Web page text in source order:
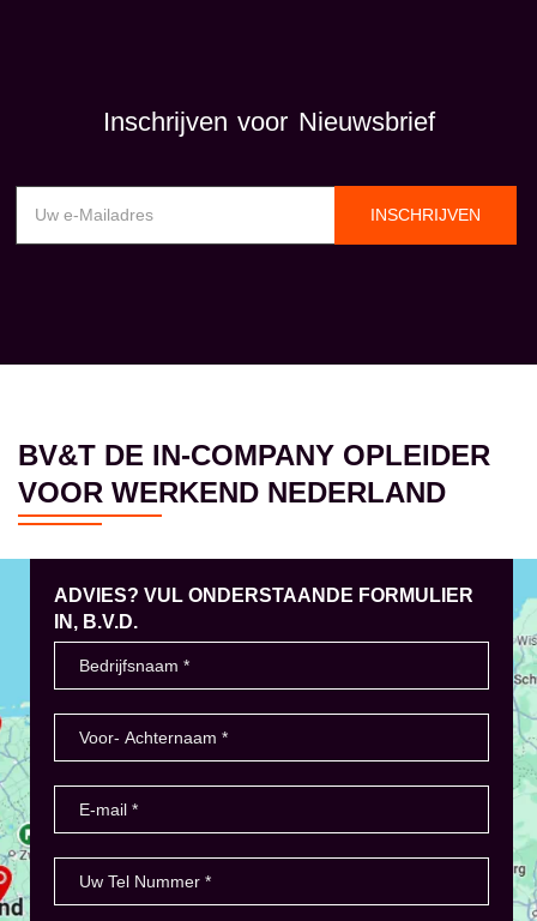
Inschrijven voor Nieuwsbrief
INSCHRIJVEN
BV&T DE IN-COMPANY OPLEIDER
VOOR WERKEND NEDERLAND
ADVIES? VUL ONDERSTAANDE FORMULIER
IN, B.V.D.